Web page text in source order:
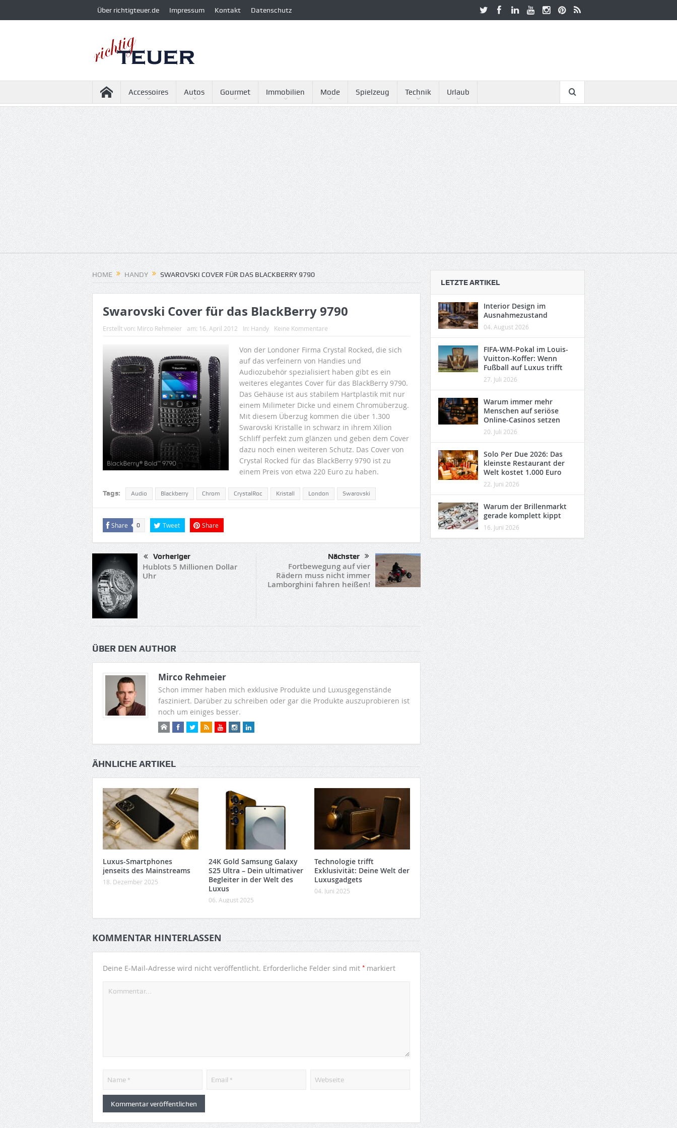
Über richtigteuer.de Impressum Kontakt Datenschutz
Accessoires Autos Gourmet Immobilien Mode Spielzeug Technik Urlaub
HOME HANDY SWAROVSKI COVER FÜR DAS BLACKBERRY 9790
Swarovski Cover für das BlackBerry 9790
Erstellt von: Mirco Rehmeier am: 16. April 2012 In: Handy Keine Kommentare
Von der Londoner Firma Crystal Rocked, die sich
auf das verfeinern von Handies und
Audiozubehör spezialisiert haben gibt es ein
weiteres elegantes Cover für das BlackBerry 9790.
Das Gehäuse ist aus stabilem Hartplastik mit nur
einem Milimeter Dicke und einem Chromüberzug.
Mit diesem Überzug kommen die über 1.300
Swarovski Kristalle in schwarz in ihrem Xilion
Schliff perfekt zum glänzen und geben dem Cover
dazu noch einen weiteren Schutz. Das Cover von
Crystal Rocked für das BlackBerry 9790 ist zu
einem Preis von etwa 220 Euro zu haben.
Tags: Audio Blackberry Chrom CrystalRoc Kristall London Swarovski
Share 0 Tweet Share
Vorheriger
Hublots 5 Millionen Dollar
Uhr
Nächster
Fortbewegung auf vier
Rädern muss nicht immer
Lamborghini fahren heißen!
ÜBER DEN AUTHOR
Mirco Rehmeier
Schon immer haben mich exklusive Produkte und Luxusgegenstände
fasziniert. Darüber zu schreiben oder gar die Produkte auszuprobieren ist
noch um einiges besser.
ÄHNLICHE ARTIKEL
Luxus-Smartphones
jenseits des Mainstreams
18. Dezember 2025
24K Gold Samsung Galaxy
S25 Ultra – Dein ultimativer
Begleiter in der Welt des
Luxus
06. August 2025
Technologie trifft
Exklusivität: Deine Welt der
Luxusgadgets
04. Juni 2025
KOMMENTAR HINTERLASSEN
Deine E-Mail-Adresse wird nicht veröffentlicht. Erforderliche Felder sind mit * markiert
LETZTE ARTIKEL
Interior Design im
Ausnahmezustand
04. August 2026
FIFA-WM-Pokal im Louis-
Vuitton-Koffer: Wenn
Fußball auf Luxus trifft
27. Juli 2026
Warum immer mehr
Menschen auf seriöse
Online-Casinos setzen
20. Juli 2026
Solo Per Due 2026: Das
kleinste Restaurant der
Welt kostet 1.000 Euro
22. Juni 2026
Warum der Brillenmarkt
gerade komplett kippt
16. Juni 2026